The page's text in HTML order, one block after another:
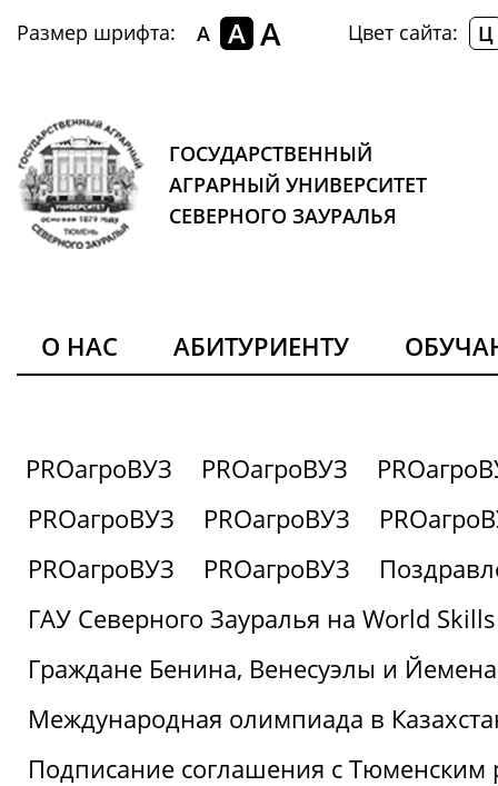
Размер шрифта: A A A Цвет сайта: Ц
ГОСУДАРСТВЕННЫЙ
АГРАРНЫЙ УНИВЕРСИТЕТ
СЕВЕРНОГО ЗАУРАЛЬЯ
О НАС АБИТУРИЕНТУ
PROагроВУЗ PROагроВУЗ
PROагроВУЗ
PROагроВУЗ
PROагроВУЗ
PROагроВУЗ
ГАУ Северного Зауралья на World
Граждане Бенина, Венесуэлы и
Международная олимпиада в
Подписание соглашения с Тюменским